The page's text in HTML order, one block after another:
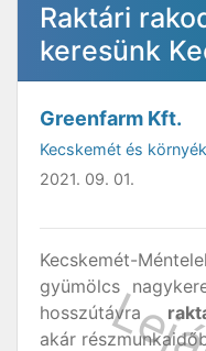
Raktári
keresünk
Greenfarm Kft.
Kecskemét és
2021. 09. 01.
Kecskemét-
gyümölcs
hosszútávra
akár